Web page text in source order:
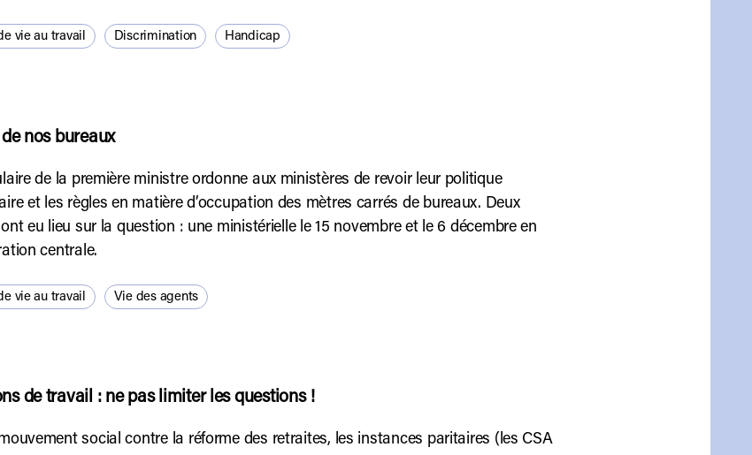
vie au travail Discrimination Handicap
nos bureaux
de la première ministre ordonne aux ministères de revoir leur politique
et les règles en matière d’occupation des mètres carrés de bureaux. Deux
eu lieu sur la question : une ministérielle le 15 novembre et le 6 décembre en
centrale.
vie au travail Vie des agents
de travail : ne pas limiter les questions !
social contre la réforme des retraites, les instances paritaires (les CSA